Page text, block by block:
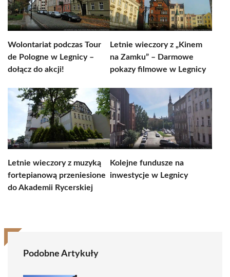
Wolontariat podczas Tour
de Pologne w Legnicy –
dołącz do akcji!
Letnie wieczory z „Kinem
na Zamku” – Darmowe
pokazy filmowe w Legnicy
Letnie wieczory z muzyką
fortepianową przeniesione
do Akademii Rycerskiej
Kolejne fundusze na
inwestycje w Legnicy
Podobne Artykuły